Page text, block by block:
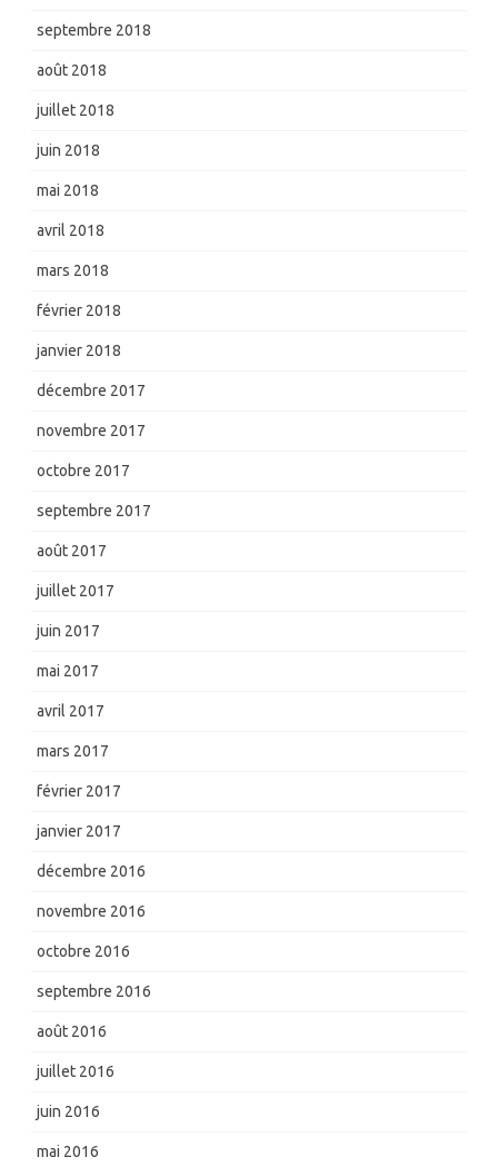
septembre 2018
août 2018
juillet 2018
juin 2018
mai 2018
avril 2018
mars 2018
février 2018
janvier 2018
décembre 2017
novembre 2017
octobre 2017
septembre 2017
août 2017
juillet 2017
juin 2017
mai 2017
avril 2017
mars 2017
février 2017
janvier 2017
décembre 2016
novembre 2016
octobre 2016
septembre 2016
août 2016
juillet 2016
juin 2016
mai 2016